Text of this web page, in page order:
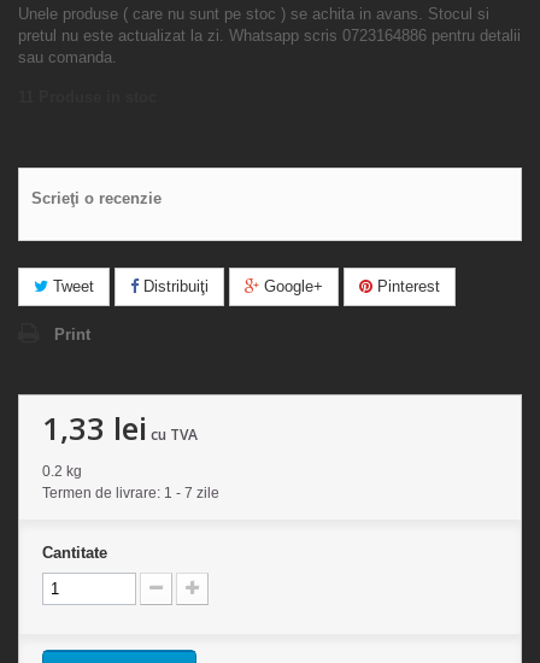
Unele produse ( care nu sunt pe stoc ) se achita in avans. Stocul si
pretul nu este actualizat la zi. Whatsapp scris 0723164886 pentru detalii
sau comanda.
Scrieţi o recenzie
Tweet Distribuiţi Google+ Pinterest
Print
1,33 lei cu TVA
0.2 kg
Termen de livrare: 1 - 7 zile
Cantitate